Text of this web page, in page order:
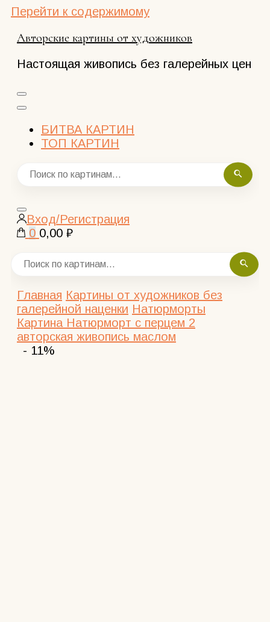
Перейти к содержимому
Авторские картины от художников
Настоящая живопись без галерейных цен
БИТВА КАРТИН
ТОП КАРТИН
Закрыть
поиск
Вход/Регистрация
0 0,00 ₽
Главная Картины от художников без
галерейной наценки Натюрморты
Картина Натюрморт с перцем 2
авторская живопись маслом
- 11%